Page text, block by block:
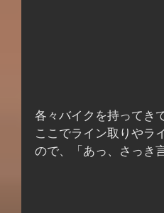
各々バイクを持ってき
ここでライン取りやラ
ので、「あっ、さっき